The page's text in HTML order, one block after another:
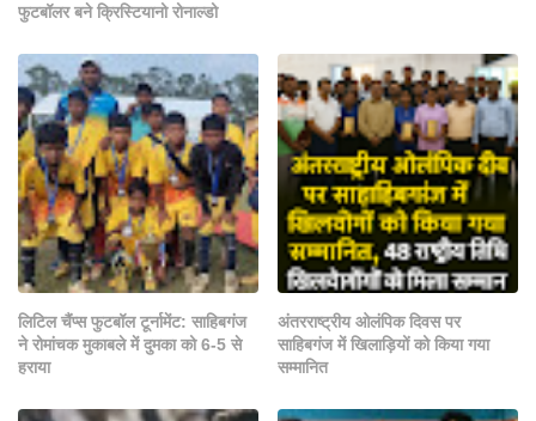
फुटबॉलर बने क्रिस्टियानो रोनाल्डो
लिटिल चैंप्स फुटबॉल टूर्नामेंट: साहिबगंज
ने रोमांचक मुकाबले में दुमका को 6-5 से
हराया
अंतरराष्ट्रीय ओलंपिक दिवस पर
साहिबगंज में खिलाड़ियों को किया गया
सम्मानित